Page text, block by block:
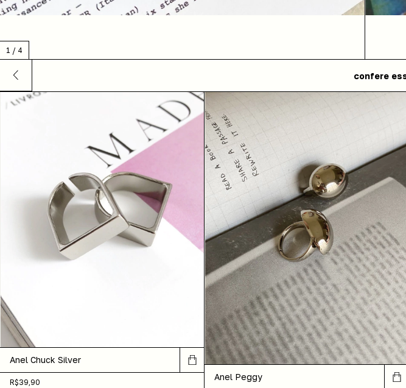
1 / 4
confere
Anel Chuck Silver
R$39,90
Anel Peggy